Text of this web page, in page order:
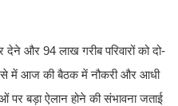
देने और 94 लाख गरीब परिवारों को दो-
में आज की बैठक में नौकरी और आधी
पर बड़ा ऐलान होने की संभावना जताई